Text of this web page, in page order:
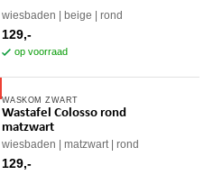
worden
op
de
wiesbaden beige rond
129,-
op voorraad
WASKOM ZWART
Wastafel Colosso rond
matzwart
wiesbaden matzwart rond
129,-